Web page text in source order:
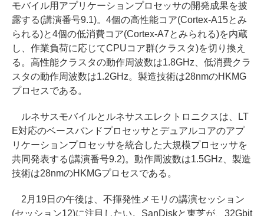
モバイル用アプリケーションプロセッサの開発成果を披
露する(講演番号9.1)。4個の高性能コア(Cortex-A15とみ
られる)と4個の低消費コア(Cortex-A7とみられる)を内蔵
し、作業負荷に応じてCPUコア群(クラスタ)を切り換え
る。高性能クラスタの動作周波数は1.8GHz、低消費クラ
スタの動作周波数は1.2GHz。製造技術は28nmのHKMG
プロセスである。
ルネサスモバイルとルネサスエレクトロニクスは、LT
E対応のベースバンドプロセッサとデュアルコアのアプ
リケーションプロセッサを統合した大規模プロセッサを
共同発表する(講演番号9.2)。動作周波数は1.5GHz、製造
技術は28nmのHKMGプロセスである。
2月19日の午後は、不揮発性メモリの講演セッション
(セッション12)に注目したい。SanDiskと東芝が、32Gbit